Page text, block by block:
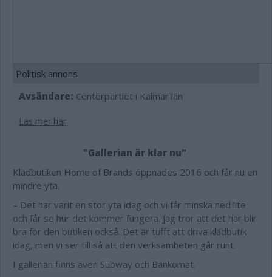
Politisk annons
Avsändare: Centerpartiet i Kalmar län
Läs mer här
"Gallerian är klar nu"
Klädbutiken Home of Brands öppnades 2016 och får nu en
mindre yta.
– Det har varit en stor yta idag och vi får minska ned lite
och får se hur det kommer fungera. Jag tror att det här blir
bra för den butiken också. Det är tufft att driva klädbutik
idag, men vi ser till så att den verksamheten går runt.
I gallerian finns även Subway och Bankomat.